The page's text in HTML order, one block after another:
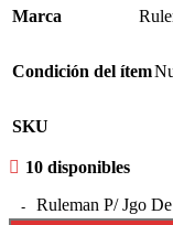
Marca
Condición del ítem
SKU
10 disponibles
Ruleman P/ Jgo